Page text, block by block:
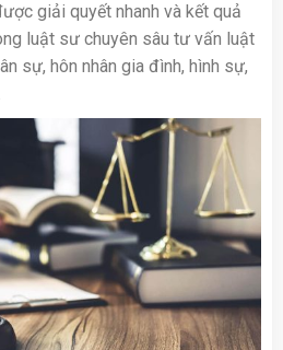
giải quyết nhanh và kết quả
luật sư chuyên sâu tư vấn luật
sự, hôn nhân gia đình, hình sự,